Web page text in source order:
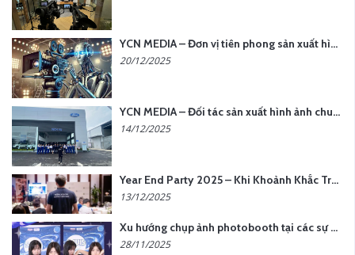
YCN MEDIA – Đơn vị tiên phong sản xuất hình ảnh & âm thanh bằng AI tại Hà Nội
20/12/2025
YCN MEDIA – Đối tác sản xuất hình ảnh chuyên nghiệp cho doanh nghiệp tại Hà Nội
14/12/2025
Year End Party 2025 – Khi Khoảnh Khắc Trở Thành Dấu Ấn | Gói Ưu Đãi Tháng 12 Từ YCN Media
13/12/2025
Xu hướng chụp ảnh photobooth tại các sự kiện hiện nay
28/11/2025